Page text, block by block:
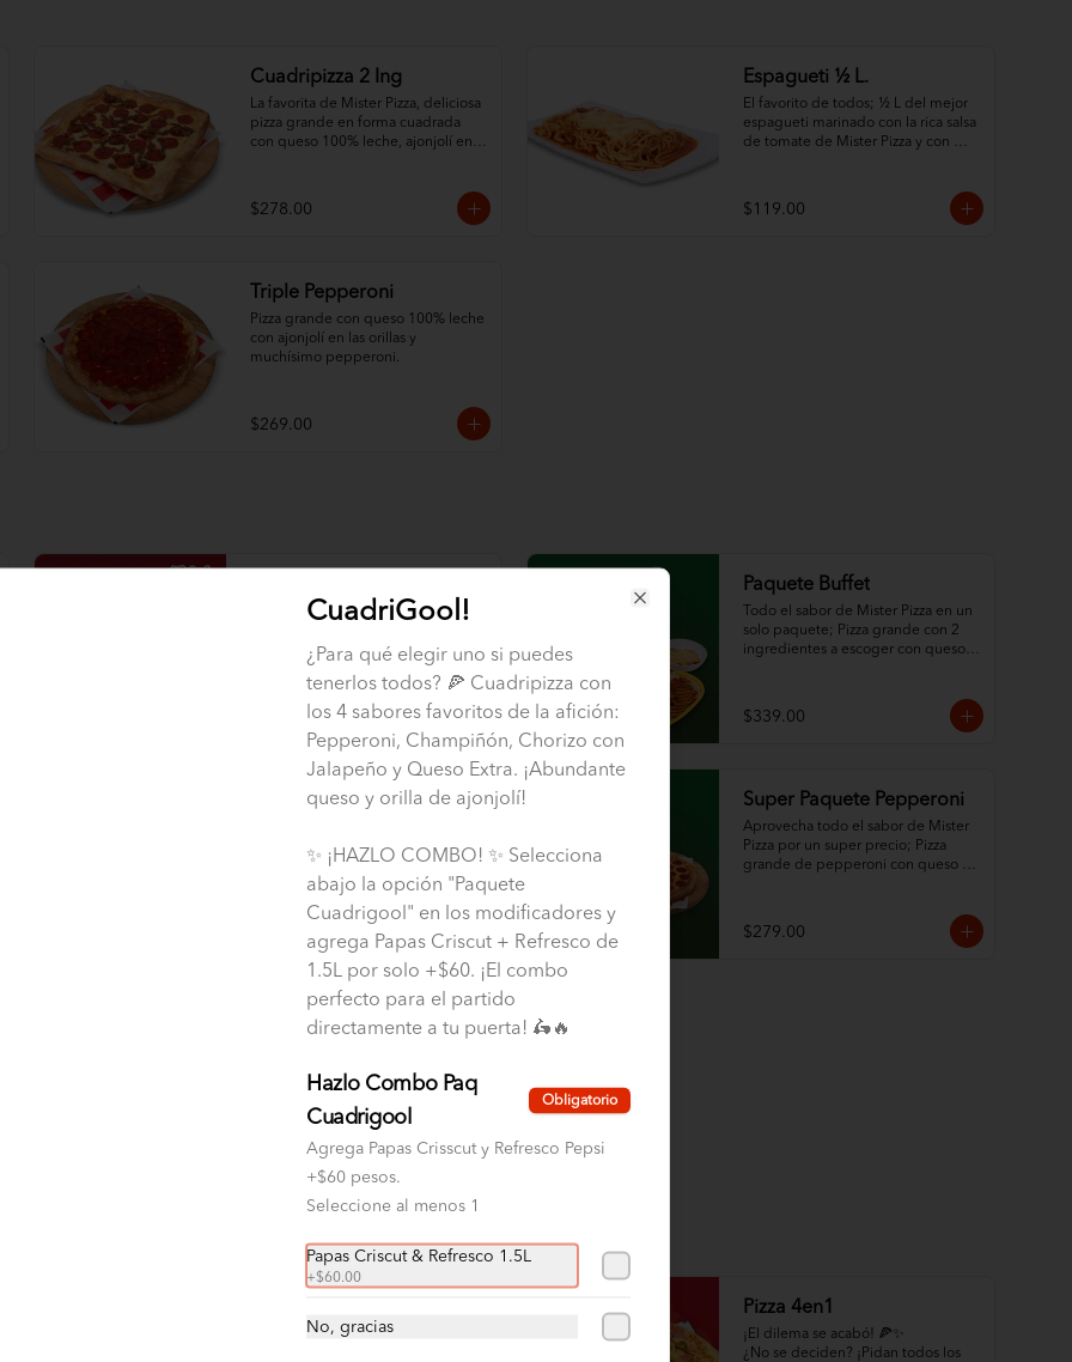
Cuadripizza 2 Ing
La favorita de Mister Pizza, deliciosa
pizza grande en forma cuadrada
con queso 100% leche, ajonjolí en
$278.00
Espagueti ½ L.
El favorito de todos; ½ L del mejor
espagueti marinado con la rica salsa
de tomate de Mister Pizza y con
$119.00
Triple Pepperoni
Pizza grande con queso 100% leche
con ajonjolí en las orillas y
muchísimo pepperoni.
$269.00
Pizza individual con 2 ingredientes,
Papas a la Francesa.
$129.00
Paquete Buffet
Todo el sabor de Mister Pizza en un
solo paquete; Pizza grande con 2
ingredientes a escoger con queso
de papas criss cut horneadas y
refresco de la familia Pepsi de 1.5L.
$339.00
Paquete Pepsi
escoger y queso 100% leche y
orillas con ajonjolí acompañado de
un refresco de la familia Pepsi de
Super Paquete Pepperoni
Aprovecha todo el sabor de Mister
Pizza por un super precio; Pizza
grande de pepperoni con queso
refresco de la familia Pepsi de 1.5 L.
$279.00
Nuestro nuevo MisterDuo
Pizza 4en1
¡El dilema se acabó! 🍕✨
¿No se deciden? ¡Pidan todos los
CuadriGool!
¿Para qué elegir uno si puedes
tenerlos todos? 🍕 Cuadripizza con
los 4 sabores favoritos de la afición:
Pepperoni, Champiñón, Chorizo con
Jalapeño y Queso Extra. ¡Abundante
queso y orilla de ajonjolí!
✨ ¡HAZLO COMBO! ✨ Selecciona
abajo la opción "Paquete
Cuadrigool" en los modificadores y
agrega Papas Criscut + Refresco de
1.5L por solo +$60. ¡El combo
perfecto para el partido
directamente a tu puerta! 🛵🔥
Hazlo Combo Paq
Cuadrigool
Obligatorio
Agrega Papas Crisscut y Refresco Pepsi
+$60 pesos.
Seleccione al menos 1
Papas Criscut & Refresco 1.5L
+$60.00
No, gracias